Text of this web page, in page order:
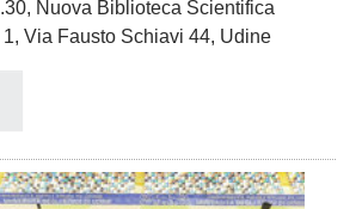
Nuova Biblioteca Scientifica
Via Fausto Schiavi 44, Udine